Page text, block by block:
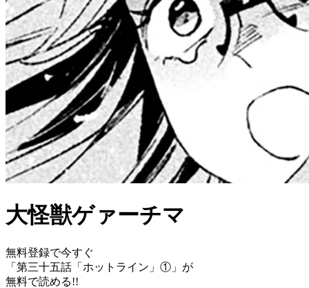
大怪獣ゲァーチマ
無料登録で今すぐ
「 第三十五話「ホットライン」① 」が
無料で読める!!